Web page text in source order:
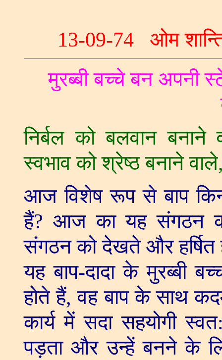
13-09-74
ओम
मुरब्बी बच्चे बन अपनी
निर्बल को बलवान बनाने
स्वभाव को श्रेष्ठ बनाने वाले
आज विशेष रूप से बाप
हैं? आज का यह संगठन
संगठन को देखते और हर्षित
यह बाप-दादा के मुरब्बी
होते हैं,वह बाप के साथ
कार्य में सदा सहयोगी
पड़ता और उन्हें बनने के